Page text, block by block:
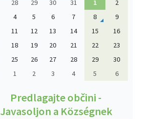
28 29 30 31 1
2
4 5 6 7 8
9
11 12 13 14 15
16
18 19 20 21 22
23
25 26 27 28 29
30
1 2 3 4 5 6
Predlagajte občini -
Javasoljon a Községnek